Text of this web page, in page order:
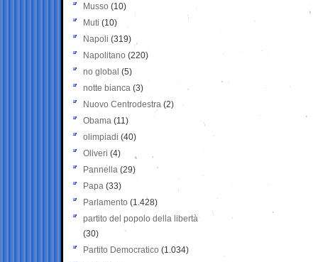
Musso (10)
Muti (10)
Napoli (319)
Napolitano (220)
no global (5)
notte bianca (3)
Nuovo Centrodestra (2)
Obama (11)
olimpiadi (40)
Oliveri (4)
Pannella (29)
Papa (33)
Parlamento (1.428)
partito del popolo della libertà
(30)
Partito Democratico (1.034)